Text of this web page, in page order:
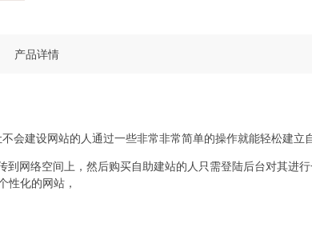
产品详情
会建设网站的人通过一些非常非常简单的操作就能轻松建立
网络空间上，然后购买自助建站的人只需登陆后台对其进
性化的网站，